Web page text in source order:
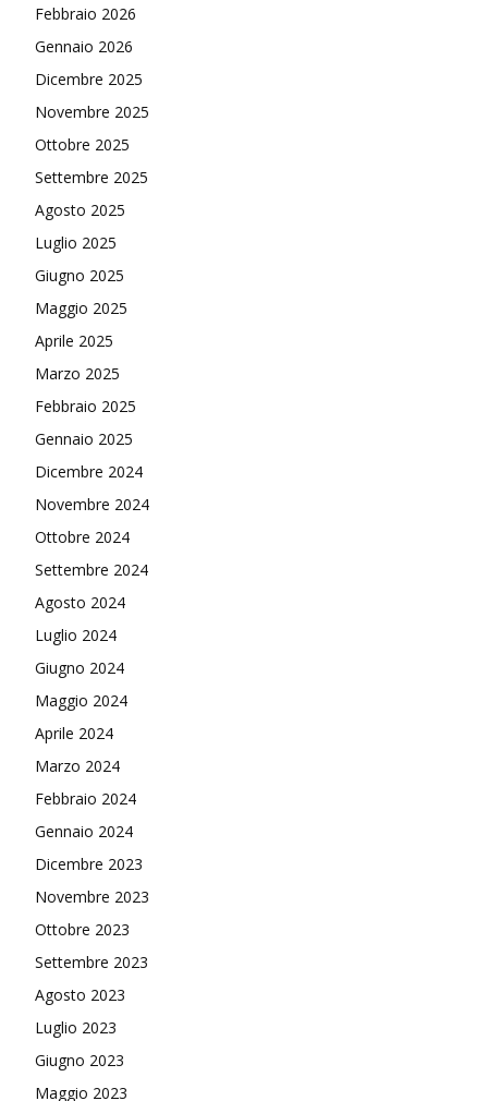
Febbraio 2026
Gennaio 2026
Dicembre 2025
Novembre 2025
Ottobre 2025
Settembre 2025
Agosto 2025
Luglio 2025
Giugno 2025
Maggio 2025
Aprile 2025
Marzo 2025
Febbraio 2025
Gennaio 2025
Dicembre 2024
Novembre 2024
Ottobre 2024
Settembre 2024
Agosto 2024
Luglio 2024
Giugno 2024
Maggio 2024
Aprile 2024
Marzo 2024
Febbraio 2024
Gennaio 2024
Dicembre 2023
Novembre 2023
Ottobre 2023
Settembre 2023
Agosto 2023
Luglio 2023
Giugno 2023
Maggio 2023